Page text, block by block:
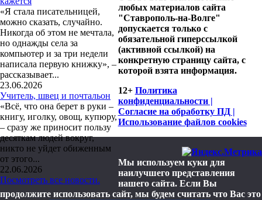
«Я стала писательницей,
можно сказать, случайно.
Никогда об этом не мечтала,
но однажды села за
компьютер и за три недели
написала первую книжку», –
рассказывает...
23.06.2026
Учитель, швец и почтальон
«Всё, что она берет в руки –
книгу, иголку, овощ, купюру,
– сразу же приносит пользу
десяткам людей вокруг,
никто не уйдет обиженным
от этого...
22.06.2026
Посмотреть все новости.
любых материалов сайта
"Ставрополь-на-Волге"
допускается только с
обязательной гиперссылкой
(активной ссылкой) на
конкретную страницу сайта, с
которой взята информация.
12+ Политика
конфиденциальности |
Согласие на обработку ПД |
Использование файлов cookies
Мы используем куки для
наилучшего представления
нашего сайта. Если Вы
продолжите использовать сайт, мы будем считать что Вас это